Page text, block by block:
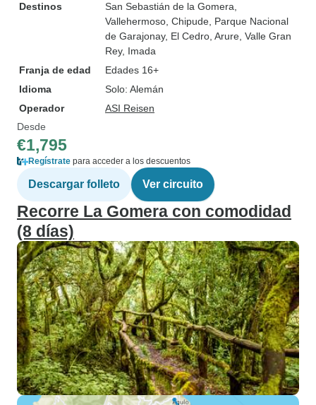
Destinos
San Sebastián de la Gomera
Vallehermoso , Chipude , Parque Nacional
de Garajonay, El Cedro , Arure , Valle Gran
Rey, Imada
Franja de edad
Edades 16+
Idioma
Solo: Alemán
Operador
ASI Reisen
Desde
€1,795
Regístrate para acceder a los descuentos
Descargar folleto Ver circuito
Recorre La Gomera con comodidad
(8 días)